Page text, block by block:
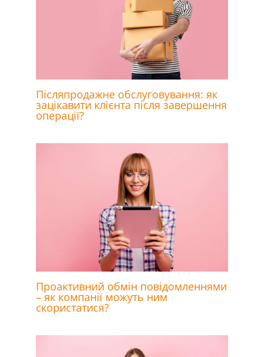
Післяпродажне обслуговування: як
зацікавити клієнта після завершення
операції?
Проактивний обмін повідомленнями
– як компанії можуть ним
скористатися?